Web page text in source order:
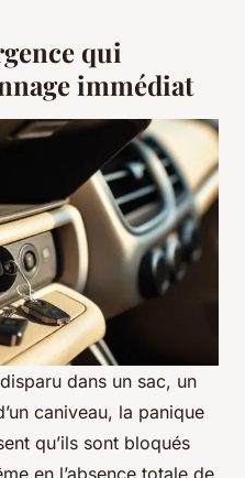
qui
immédiat
dans un sac, un
caniveau, la panique
qu’ils sont bloqués